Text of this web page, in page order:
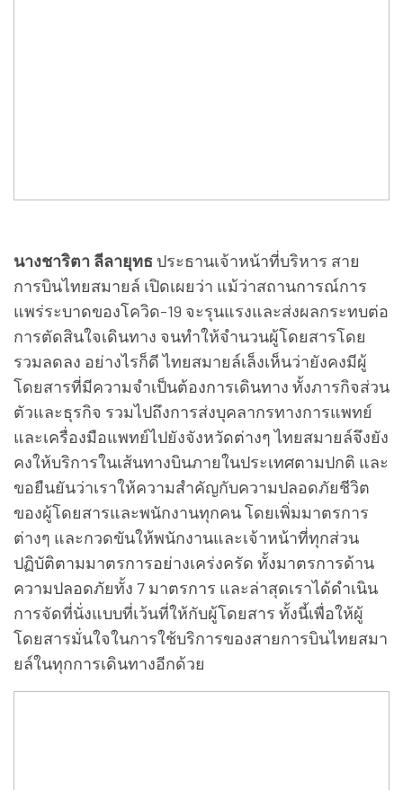
นางชาริตา ลีลายุทธ ประธานเจ้าหน้าที่บริหาร สาย
การบินไทยสมายล์ เปิดเผยว่า แม้ว่าสถานการณ์การ
แพร่ระบาดของโควิด-19 จะรุนแรงและส่งผลกระทบต่อ
การตัดสินใจเดินทาง จนทำให้จำนวนผู้โดยสารโดย
รวมลดลง อย่างไรก็ดี ไทยสมายล์เล็งเห็นว่ายังคงมีผู้
โดยสารที่มีความจำเป็นต้องการเดินทาง ทั้งภารกิจส่วน
ตัวและธุรกิจ รวมไปถึงการส่งบุคลากรทางการแพทย์
และเครื่องมือแพทย์ไปยังจังหวัดต่างๆ ไทยสมายล์จึงยัง
คงให้บริการในเส้นทางบินภายในประเทศตามปกติ และ
ขอยืนยันว่าเราให้ความสำคัญกับความปลอดภัยชีวิต
ของผู้โดยสารและพนักงานทุกคน โดยเพิ่มมาตรการ
ต่างๆ และกวดขันให้พนักงานและเจ้าหน้าที่ทุกส่วน
ปฏิบัติตามมาตรการอย่างเคร่งครัด ทั้งมาตรการด้าน
ความปลอดภัยทั้ง 7 มาตรการ และล่าสุดเราได้ดำเนิน
การจัดที่นั่งแบบที่เว้นที่ให้กับผู้โดยสาร ทั้งนี้เพื่อให้ผู้
โดยสารมั่นใจในการใช้บริการของสายการบินไทยสมา
ยล์ในทุกการเดินทางอีกด้วย